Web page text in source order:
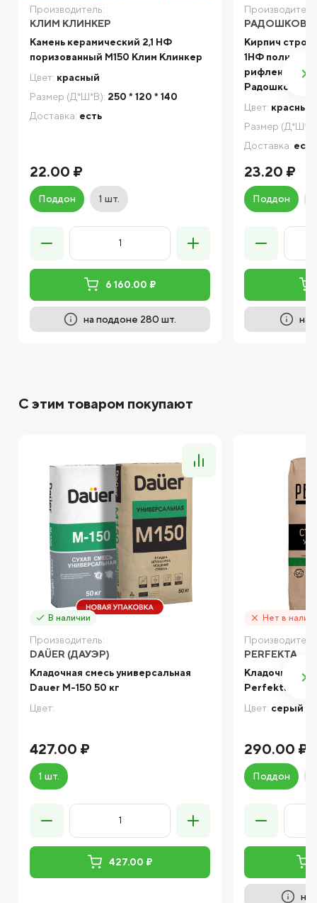
Производитель:
КЛИМ КЛИНКЕР
Камень керамический 2,1 НФ
поризованный М150 Клим Клинкер
Цвет: красный
Размер (Д*Ш*В): 250 * 120 * 140
Доставка: есть
22.00 ₽
Поддон 1 шт.
6 160.00 ₽
на поддоне 280 шт.
Кирпич
1НФ
рифленый
Радошковичи
Цвет: красный
Размер
Доставка: есть
23.20 ₽
Поддон
на
С этим товаром покупают
В наличии
Производитель:
DAÜER (ДАУЭР)
Кладочная смесь универсальная
Dauer М-150 50 кг
Цвет:
427.00 ₽
1 шт.
427.00 ₽
Нет в
PERFEKTA
Кладочная
Perfekta
Цвет: серый
290.00 ₽
Поддон
на